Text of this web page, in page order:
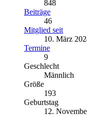
848
Beiträge
46
Mitglied seit
10. März
Termine
9
Geschlecht
Männlich
Größe
193
Geburtstag
12.